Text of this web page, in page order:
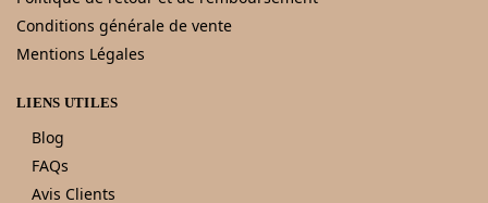
Conditions générale de vente
Mentions Légales
LIENS UTILES
Blog
FAQs
Avis Clients